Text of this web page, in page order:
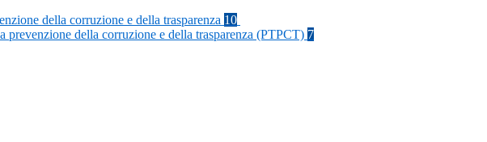
della corruzione e della trasparenza 10
prevenzione della corruzione e della trasparenza (PTPCT) 7